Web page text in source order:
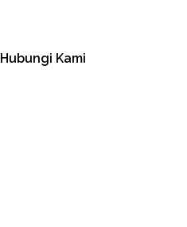
Hubungi Kami